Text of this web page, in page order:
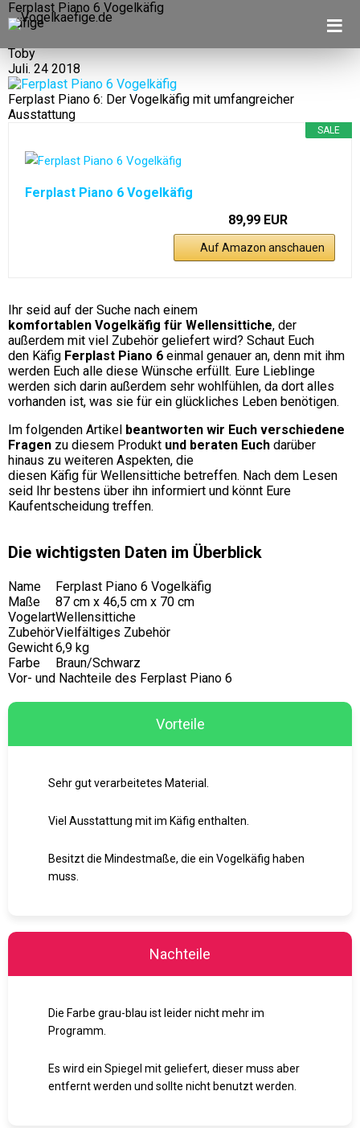
≡
Ferplast Piano 6 Vogelkäfig
Käfige
Toby
Juli. 24 2018
Ferplast Piano 6: Der Vogelkäfig mit umfangreicher
Ausstattung
SALE
Ferplast Piano 6 Vogelkäfig
89,99 EUR
Auf Amazon anschauen
Ihr seid auf der Suche nach einem
komfortablen Vogelkäfig für Wellensittiche, der
außerdem mit viel Zubehör geliefert wird? Schaut Euch
den Käfig Ferplast Piano 6 einmal genauer an, denn mit ihm
werden Euch alle diese Wünsche erfüllt. Eure Lieblinge
werden sich darin außerdem sehr wohlfühlen, da dort alles
vorhanden ist, was sie für ein glückliches Leben benötigen.
Im folgenden Artikel beantworten wir Euch verschiedene
Fragen zu diesem Produkt und beraten Euch darüber
hinaus zu weiteren Aspekten, die
diesen Käfig für Wellensittiche betreffen. Nach dem Lesen
seid Ihr bestens über ihn informiert und könnt Eure
Kaufentscheidung treffen.
Die wichtigsten Daten im Überblick
Name
Ferplast Piano 6 Vogelkäfig
Maße
87 cm x 46,5 cm x 70 cm
VogelartWellensittiche
ZubehörVielfältiges Zubehör
Gewicht6,9 kg
Farbe
Braun/Schwarz
Vor- und Nachteile des Ferplast Piano 6
Vorteile
Sehr gut verarbeitetes Material.
Viel Ausstattung mit im Käfig enthalten.
Besitzt die Mindestmaße, die ein Vogelkäfig haben
muss.
Nachteile
Die Farbe grau-blau ist leider nicht mehr im
Programm.
Es wird ein Spiegel mit geliefert, dieser muss aber
entfernt werden und sollte nicht benutzt werden.